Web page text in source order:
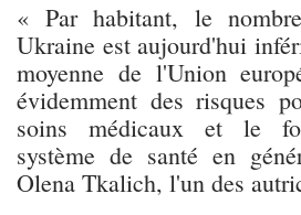
« Par habitant, le
Ukraine est aujourd'hui
moyenne de l'Union
évidemment des risques
soins médicaux et le
système de santé en
Olena Tkalich, l'un des